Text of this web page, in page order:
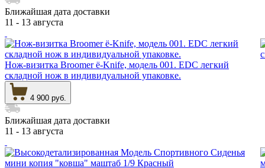
Ближайшая дата доставки
11 - 13 августа
Нож-визитка Broomer ё-Knife, модель 001. EDC легкий
складной нож в индивидуальной упаковке.
4 900 руб.
Ближайшая дата доставки
11 - 13 августа